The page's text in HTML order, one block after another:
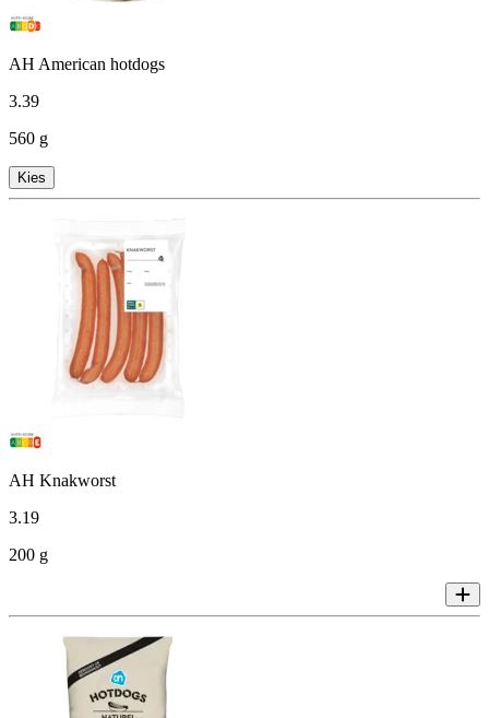
AH American hotdogs
3.39
560 g
Kies
AH Knakworst
3.19
200 g